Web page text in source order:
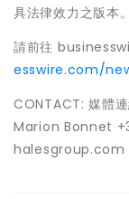
具法律效力之版本。
請前往
esswire.com/
CONTACT: 媒體
Marion Bonnet
halesgroup.com